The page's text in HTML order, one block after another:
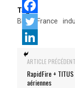
Tags:
BITD
France
ARTICLE PRÉCÉDENT
RapidFire +
aériennes